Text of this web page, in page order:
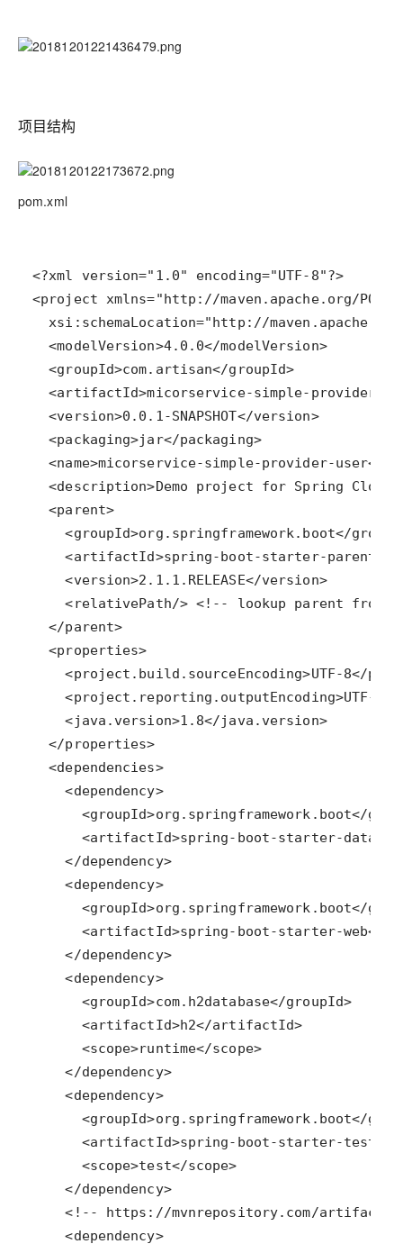
项目结构
pom.xml
<?xml version="1.0" encoding="UTF-8"?>
  <modelVersion>4.0.0</modelVersion>
  <version>0.0.1-SNAPSHOT</version>
  <packaging>jar</packaging>
    <version>2.1.1.RELEASE</version>
    <java.version>1.8</java.version>
  <dependencies>
    <dependency>
    </dependency>
    <dependency>
    </dependency>
    <dependency>
      <scope>runtime</scope>
    </dependency>
    <dependency>
    </dependency>
    <dependency>